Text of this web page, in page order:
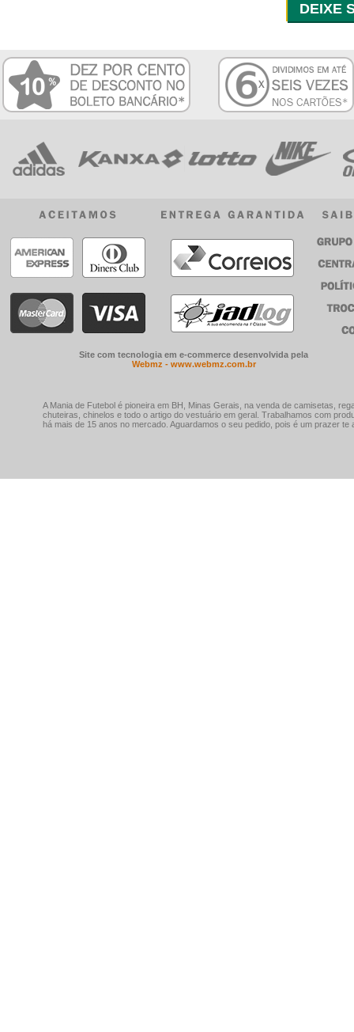
DEIXE
Site com tecnologia em e-commerce desenvolvida pela
Webmz - www.webmz.com.br
A Mania de Futebol é pioneira em BH, Minas Gerais, na venda de camisetas,
chuteiras, chinelos e todo o artigo do vestuário em geral. Trabalhamos com
há mais de 15 anos no mercado. Aguardamos o seu pedido, pois é um prazer te